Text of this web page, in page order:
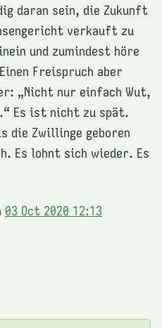
daran sein, die Zukunft
verkauft zu
und zumindest höre
Freispruch aber
„Nicht nur einfach Wut,
Es ist nicht zu spät.
die Zwillinge geboren
Es lohnt sich wieder. Es
03 Oct 2020 12:13